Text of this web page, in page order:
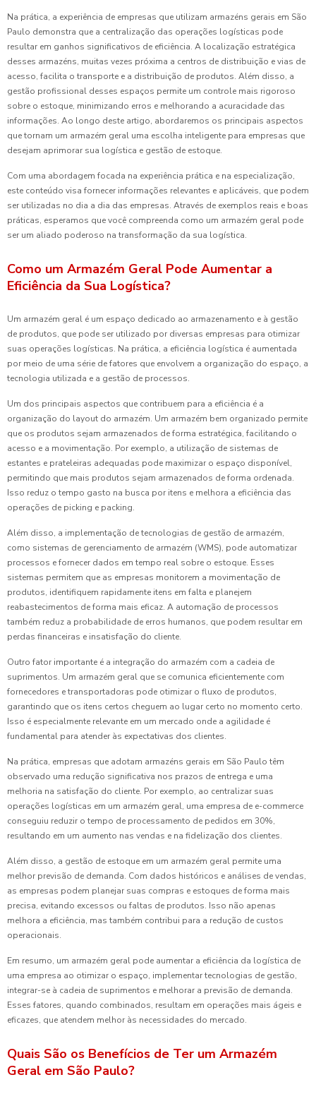
Na prática, a experiência de empresas que utilizam armazéns gerais em São
Paulo demonstra que a centralização das operações logísticas pode
resultar em ganhos significativos de eficiência. A localização estratégica
desses armazéns, muitas vezes próxima a centros de distribuição e vias de
acesso, facilita o transporte e a distribuição de produtos. Além disso, a
gestão profissional desses espaços permite um controle mais rigoroso
sobre o estoque, minimizando erros e melhorando a acuracidade das
informações. Ao longo deste artigo, abordaremos os principais aspectos
que tornam um armazém geral uma escolha inteligente para empresas que
desejam aprimorar sua logística e gestão de estoque.
Com uma abordagem focada na experiência prática e na especialização,
este conteúdo visa fornecer informações relevantes e aplicáveis, que podem
ser utilizadas no dia a dia das empresas. Através de exemplos reais e boas
práticas, esperamos que você compreenda como um armazém geral pode
ser um aliado poderoso na transformação da sua logística.
Como um Armazém Geral Pode Aumentar a
Eficiência da Sua Logística?
Um armazém geral é um espaço dedicado ao armazenamento e à gestão
de produtos, que pode ser utilizado por diversas empresas para otimizar
suas operações logísticas. Na prática, a eficiência logística é aumentada
por meio de uma série de fatores que envolvem a organização do espaço, a
tecnologia utilizada e a gestão de processos.
Um dos principais aspectos que contribuem para a eficiência é a
organização do layout do armazém. Um armazém bem organizado permite
que os produtos sejam armazenados de forma estratégica, facilitando o
acesso e a movimentação. Por exemplo, a utilização de sistemas de
estantes e prateleiras adequadas pode maximizar o espaço disponível,
permitindo que mais produtos sejam armazenados de forma ordenada.
Isso reduz o tempo gasto na busca por itens e melhora a eficiência das
operações de picking e packing.
Além disso, a implementação de tecnologias de gestão de armazém,
como sistemas de gerenciamento de armazém (WMS), pode automatizar
processos e fornecer dados em tempo real sobre o estoque. Esses
sistemas permitem que as empresas monitorem a movimentação de
produtos, identifiquem rapidamente itens em falta e planejem
reabastecimentos de forma mais eficaz. A automação de processos
também reduz a probabilidade de erros humanos, que podem resultar em
perdas financeiras e insatisfação do cliente.
Outro fator importante é a integração do armazém com a cadeia de
suprimentos. Um armazém geral que se comunica eficientemente com
fornecedores e transportadoras pode otimizar o fluxo de produtos,
garantindo que os itens certos cheguem ao lugar certo no momento certo.
Isso é especialmente relevante em um mercado onde a agilidade é
fundamental para atender às expectativas dos clientes.
Na prática, empresas que adotam armazéns gerais em São Paulo têm
observado uma redução significativa nos prazos de entrega e uma
melhoria na satisfação do cliente. Por exemplo, ao centralizar suas
operações logísticas em um armazém geral, uma empresa de e-commerce
conseguiu reduzir o tempo de processamento de pedidos em 30%,
resultando em um aumento nas vendas e na fidelização dos clientes.
Além disso, a gestão de estoque em um armazém geral permite uma
melhor previsão de demanda. Com dados históricos e análises de vendas,
as empresas podem planejar suas compras e estoques de forma mais
precisa, evitando excessos ou faltas de produtos. Isso não apenas
melhora a eficiência, mas também contribui para a redução de custos
operacionais.
Em resumo, um armazém geral pode aumentar a eficiência da logística de
uma empresa ao otimizar o espaço, implementar tecnologias de gestão,
integrar-se à cadeia de suprimentos e melhorar a previsão de demanda.
Esses fatores, quando combinados, resultam em operações mais ágeis e
eficazes, que atendem melhor às necessidades do mercado.
Quais São os Benefícios de Ter um Armazém
Geral em São Paulo?